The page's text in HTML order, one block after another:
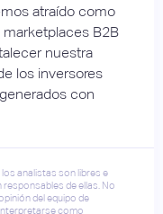
atraído como
B2B
nuestra
los inversores
con
analistas son libres e
de ellas. No
del equipo de
como